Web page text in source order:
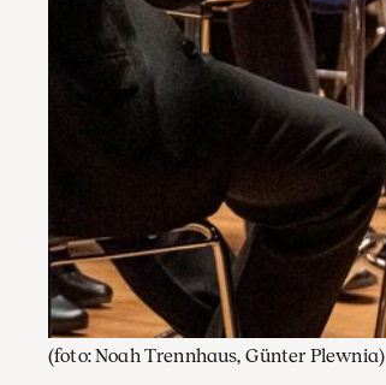
(foto: Noah Trennhaus, Günter Plewnia)